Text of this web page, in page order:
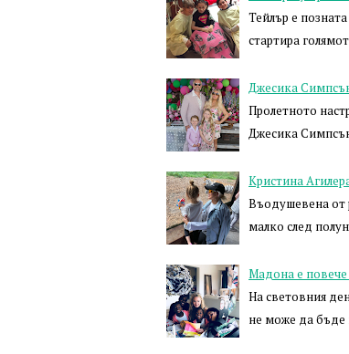
Тейлър е
стартира
Джесика
Пролетното
Джесика
Кристина
Въодушевена от
малко след
Мадона е
На световния
не може да бъде